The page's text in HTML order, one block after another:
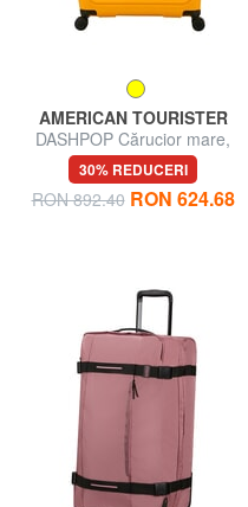
AMERICAN TOURISTER
DASHPOP Cărucior mare,
extensibil
30% REDUCERI
RON 892.40 RON 624.68